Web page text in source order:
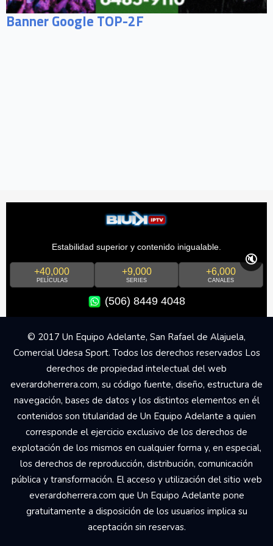
Banner Google TOP-2F
Estabilidad superior y contenido inigualable.
+40,000
PELÍCULAS
+9,000
SERIES
+6,000
CANALES
(506) 8449 4048
🔇
© 2017 Un Equipo Adelante, San Rafael de Alajuela,
Comercial Udesa Sport. Todos los derechos reservados Los
derechos de propiedad intelectual del web
everardoherrera.com, su código fuente, diseño, estructura de
navegación, bases de datos y los distintos elementos en él
contenidos son titularidad de Un Equipo Adelante a quien
corresponde el ejercicio exclusivo de los derechos de
explotación de los mismos en cualquier forma y, en especial,
los derechos de reproducción, distribución, comunicación
pública y transformación. El acceso y utilización del sitio web
everardoherrera.com que Un Equipo Adelante pone
gratuitamente a disposición de los usuarios implica su
aceptación sin reservas.